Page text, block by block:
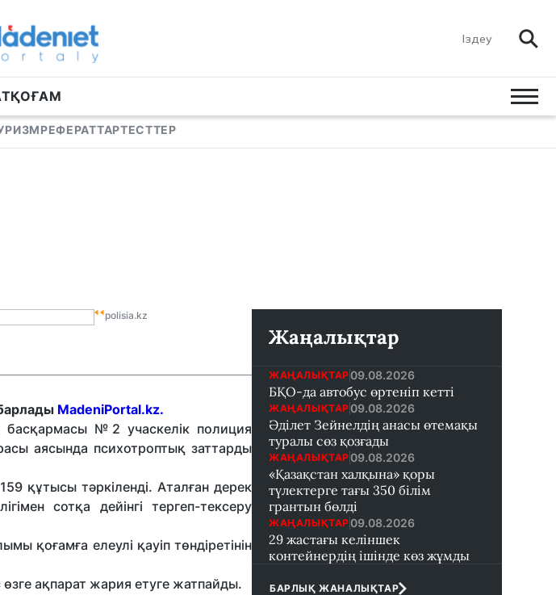
ҚОҒАМ
РЕФЕРАТТАРТЕСТТЕР
polisia.kz
MadeniPortal.kz.
басқармасы №2 учаскелік полиция
аясында психотроптық заттарды
құтысы тәркіленді. Аталған дерек
сотқа дейінгі тергеп-тексеру
қоғамға елеулі қауіп төндіретінін
ақпарат жария етуге жатпайды.
Жаңалықтар
ЖАҢАЛЫҚТАР 09.08.2026
БҚО-да автобус өртеніп кетті
ЖАҢАЛЫҚТАР 09.08.2026
Әділет Зейнелдің анасы өтемақы
туралы сөз қозғады
ЖАҢАЛЫҚТАР 09.08.2026
«Қазақстан халқына» қоры
түлектерге тағы 350 білім
грантын бөлді
ЖАҢАЛЫҚТАР 09.08.2026
29 жастағы келіншек
контейнердің ішінде көз жұмды
БАРЛЫҚ ЖАНАЛЫҚТАР